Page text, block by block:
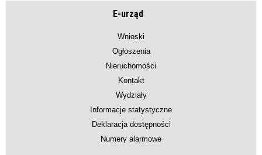
E-urząd
Wnioski
Ogłoszenia
Nieruchomości
Kontakt
Wydziały
Informacje statystyczne
Deklaracja dostępności
Numery alarmowe